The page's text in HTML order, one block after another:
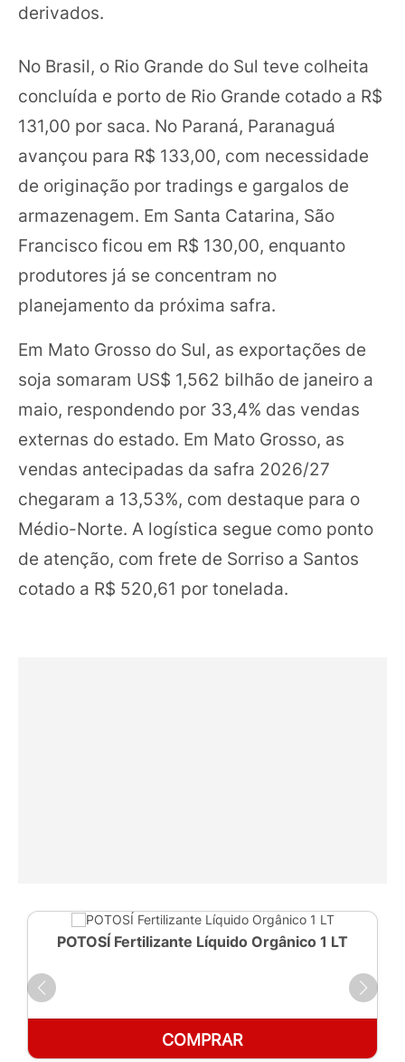
derivados.
No Brasil, o Rio Grande do Sul teve colheita
concluída e porto de Rio Grande cotado a R$
131,00 por saca. No Paraná, Paranaguá
avançou para R$ 133,00, com necessidade
de originação por tradings e gargalos de
armazenagem. Em Santa Catarina, São
Francisco ficou em R$ 130,00, enquanto
produtores já se concentram no
planejamento da próxima safra.
Em Mato Grosso do Sul, as exportações de
soja somaram US$ 1,562 bilhão de janeiro a
maio, respondendo por 33,4% das vendas
externas do estado. Em Mato Grosso, as
vendas antecipadas da safra 2026/27
chegaram a 13,53%, com destaque para o
Médio-Norte. A logística segue como ponto
de atenção, com frete de Sorriso a Santos
cotado a R$ 520,61 por tonelada.
POTOSÍ Fertilizante Líquido Orgânico 1 LT
COMPRAR